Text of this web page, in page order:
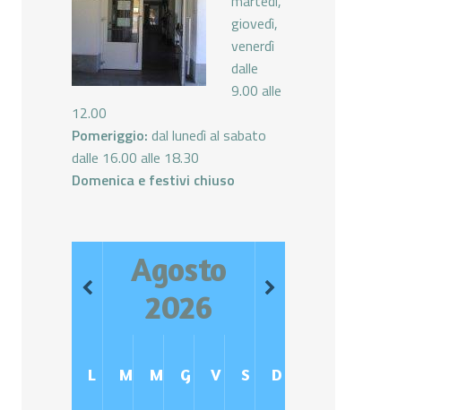
giovedì,
venerdì
dalle
9.00 alle
12.00
Pomeriggio: dal lunedì al sabato
dalle 16.00 alle 18.30
Domenica e festivi chiuso
Agosto
2026
L M M G V S D